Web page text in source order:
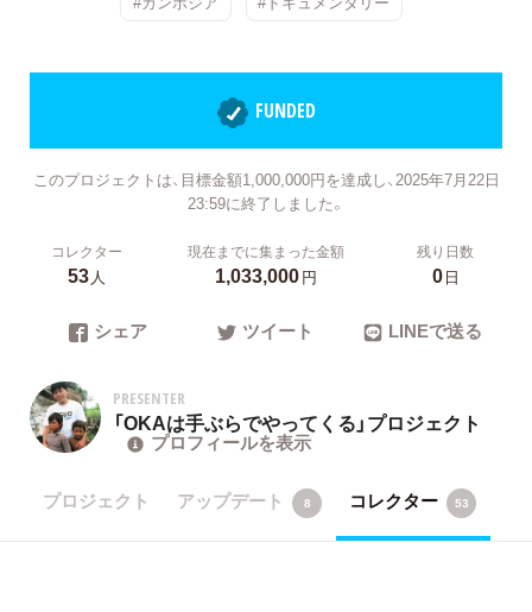
FUNDED
このプロジェクトは、目標金額1,000,000円を達成し、2025年7月22日
23:59に終了しました。
コレクター
53人
現在までに集まった金額
1,033,000円
残り日数
0日
シェア ツイート LINEで送る
PRESENTER
「OKAは手ぶらでやってくる」プロジェクト
プロフィールを表示
プロジェクト アップデート 8 コレクター 53